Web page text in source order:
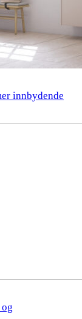
innbydende